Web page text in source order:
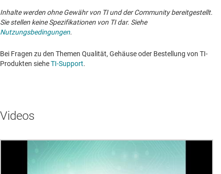
Inhalte werden ohne Gewähr von TI und der Community bereitgestellt.
Sie stellen keine Spezifikationen von TI dar. Siehe
Nutzungsbedingungen.
Bei Fragen zu den Themen Qualität, Gehäuse oder Bestellung von TI-
Produkten sieheTI-Support. ​​​​​​​​​​​​​​
Videos